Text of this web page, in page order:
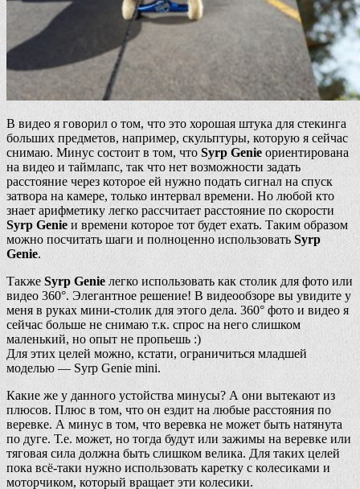
В видео я говорил о том, что это хорошая штука для стекинга
больших предметов, например, скульптуры, которую я сейчас
снимаю. Минус состоит в том, что Syrp Genie ориентирована
на видео и таймлапс, так что нет возможности задать
расстояние через которое ей нужно подать сигнал на спуск
затвора на камере, только интервал времени. Но любой кто
знает арифметику легко рассчитает расстояние по скорости
Syrp Genie и времени которое тот будет ехать. Таким образом
можно посчитать шаги и полноценно использовать Syrp
Genie.
Также Syrp Genie легко использовать как столик для фото или
видео 360°. Элегантное решение! В видеообзоре вы увидите у
меня в руках мини-столик для этого дела. 360° фото и видео я
сейчас больше не снимаю т.к. спрос на него слишком
маленький, но опыт не пропьешь :)
Для этих целей можно, кстати, ограничиться младшей
моделью — Syrp Genie mini.
Какие же у данного устойства минусы? А они вытекают из
плюсов. Плюс в том, что он ездит на любые расстояния по
веревке. А минус в том, что веревка не может быть натянута
по дуге. Т.е. может, но тогда будут или зажимы на веревке или
тяговая сила должна быть слишком велика. Для таких целей
пока всё-таки нужно использовать каретку с колесиками и
моторчиком, который вращает эти колесики.